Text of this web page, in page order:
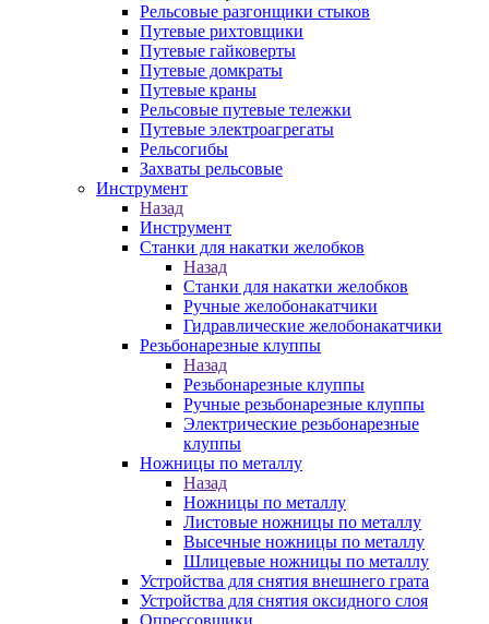
Рельсовые разгонщики стыков
Путевые рихтовщики
Путевые гайковерты
Путевые домкраты
Путевые краны
Рельсовые путевые тележки
Путевые электроагрегаты
Рельсогибы
Захваты рельсовые
Инструмент
Назад
Инструмент
Станки для накатки желобков
Назад
Станки для накатки желобков
Ручные желобонакатчики
Гидравлические желобонакатчики
Резьбонарезные клуппы
Назад
Резьбонарезные клуппы
Ручные резьбонарезные клуппы
Электрические резьбонарезные
клуппы
Ножницы по металлу
Назад
Ножницы по металлу
Листовые ножницы по металлу
Высечные ножницы по металлу
Шлицевые ножницы по металлу
Устройства для снятия внешнего грата
Устройства для снятия оксидного слоя
Опрессовщики